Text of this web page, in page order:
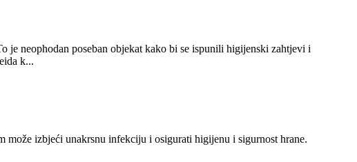
je neophodan poseban objekat kako bi se ispunili higijenski zahtjevi i
k...
može izbjeći unakrsnu infekciju i osigurati higijenu i sigurnost hrane.